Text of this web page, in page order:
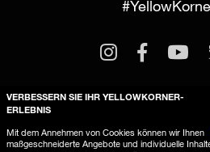
Rechtliche
VERBESSERN SIE IHR YELLOWKORNER-
ERLEBNIS
Mit dem Annehmen von Cookies können wir Ihnen
maßgeschneiderte Angebote und individuelle